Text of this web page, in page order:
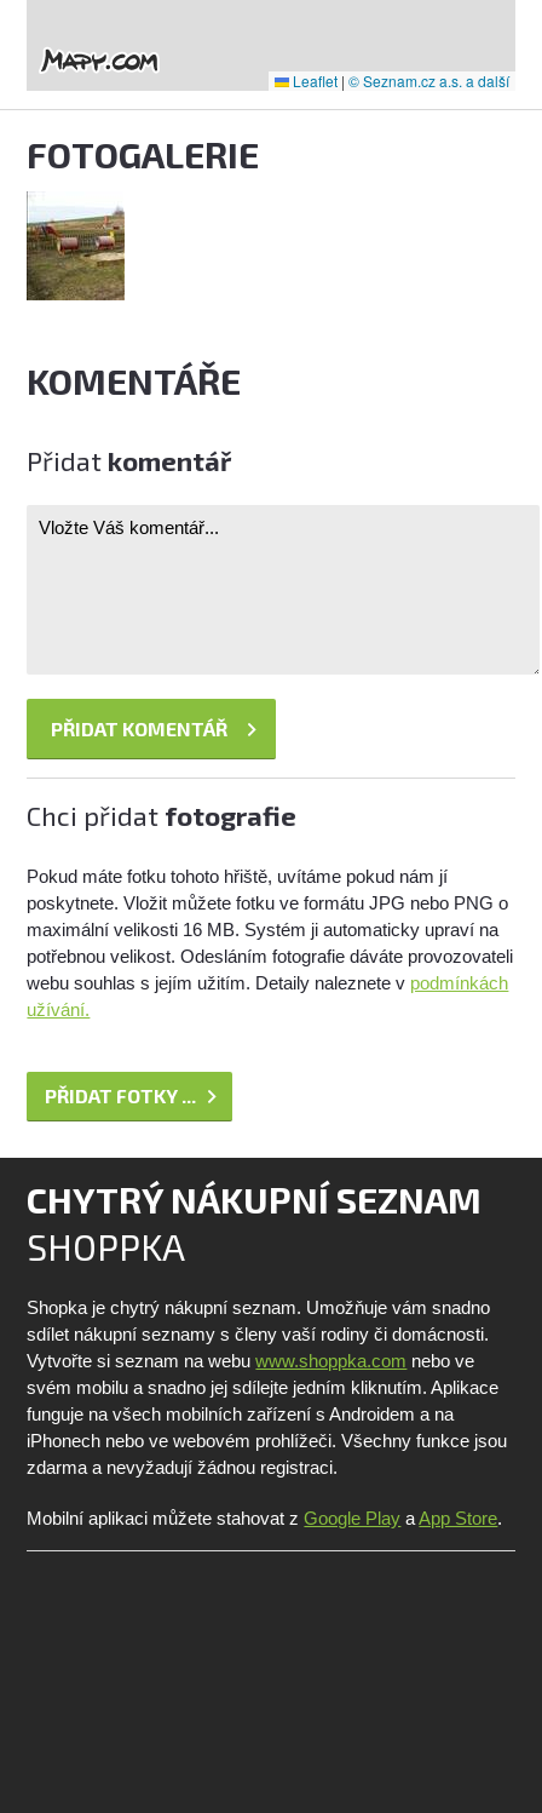
Leaflet | © Seznam.cz a.s. a další
FOTOGALERIE
KOMENTÁŘE
Přidat komentář
Chci přidat fotografie
Pokud máte fotku tohoto hřiště, uvítáme pokud nám jí
poskytnete. Vložit můžete fotku ve formátu JPG nebo PNG o
maximální velikosti 16 MB. Systém ji automaticky upraví na
potřebnou velikost. Odesláním fotografie dáváte provozovateli
webu souhlas s jejím užitím. Detaily naleznete v podmínkách
užívání.
PŘIDAT FOTKY ...
CHYTRÝ NÁKUPNÍ SEZNAM
SHOPPKA
Shopka je chytrý nákupní seznam. Umožňuje vám snadno
sdílet nákupní seznamy s členy vaší rodiny či domácnosti.
Vytvořte si seznam na webuwww.shoppka.com nebo ve
svém mobilu a snadno jej sdílejte jedním kliknutím. Aplikace
funguje na všech mobilních zařízení s Androidem a na
iPhonech nebo ve webovém prohlížeči. Všechny funkce jsou
zdarma a nevyžadují žádnou registraci.
Mobilní aplikaci můžete stahovat zGoogle Play aApp Store.